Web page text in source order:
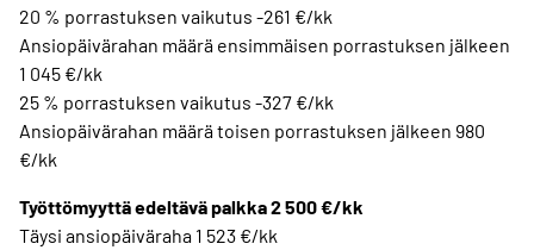
20 % porrastuksen vaikutus -261 €/kk
Ansiopäivärahan määrä ensimmäisen porrastuksen jälkeen
1 045 €/kk
25 % porrastuksen vaikutus -327 €/kk
Ansiopäivärahan määrä toisen porrastuksen jälkeen 980
€/kk
Työttömyyttä edeltävä palkka 2 500 €/kk
Täysi ansiopäiväraha 1 523 €/kk